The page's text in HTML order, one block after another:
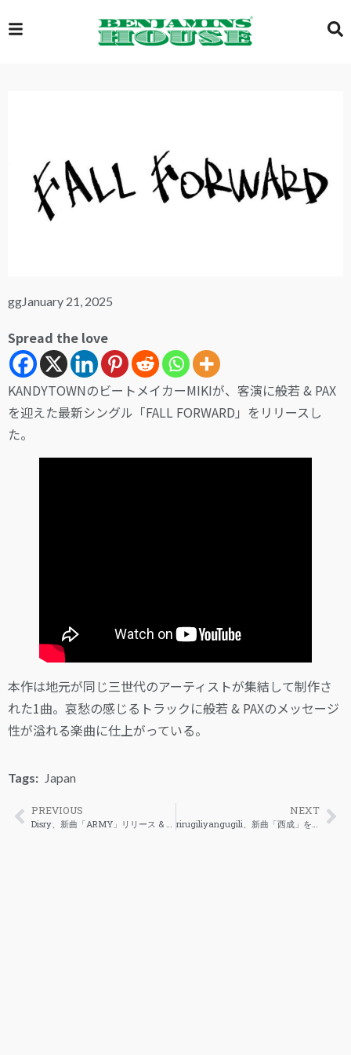
GLOBAL
ggJanuary 21, 2025
Spread the love
KANDYTOWNのビートメイカーMIKIが、客演に般若 & PAX
を迎えた最新シングル「FALL FORWARD」をリリースし
た。
本作は地元が同じ三世代のアーティストが集結して制作さ
れた1曲。哀愁の感じるトラックに般若 & PAXのメッセージ
性が溢れる楽曲に仕上がっている。
Tags: Japan
PREVIOUS NEXT